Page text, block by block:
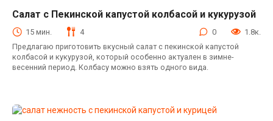
Салат с Пекинской капустой колбасой и кукурузой
15 мин. 4 0
1.8к.
Предлагаю приготовить вкусный салат с пекинской капустой
колбасой и кукурузой, который особенно актуален в зимне-
весенний период. Колбасу можно взять одного вида.